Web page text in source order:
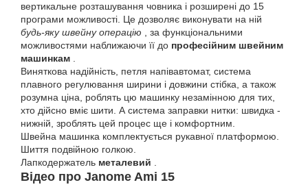
вертикальне розташування човника і розширені до 15
програми можливості. Це дозволяє виконувати на ній
будь-яку швейну операцію , за функціональними
можливостями наближаючи її до професійним швейним
машинкам .
Виняткова надійність, петля напівавтомат, система
плавного регулювання ширини і довжини стібка, а також
розумна ціна, роблять цю машинку незамінною для тих,
хто дійсно вміє шити. А система заправки нитки: швидка -
нижній, зроблять цей процес ще і комфортним.
Швейна машинка комплектується рукавної платформою.
Шиття подвійною голкою.
Лапкодержатель металевий .
Відео про Janome Ami 15